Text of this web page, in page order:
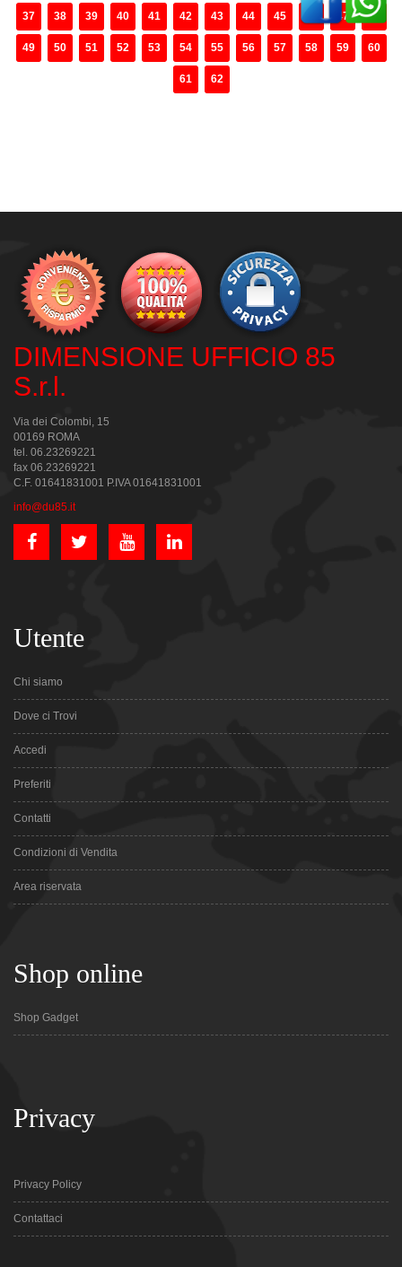
37 38 39 40 41 42 43 44 45 46 47 48
49 50 51 52 53 54 55 56 57 58 59 60
61 62
DIMENSIONE UFFICIO 85
S.r.l.
Via dei Colombi, 15
00169 ROMA
tel. 06.23269221
fax 06.23269221
C.F. 01641831001 P.IVA 01641831001
info@du85.it
Utente
Chi siamo
Dove ci Trovi
Accedi
Preferiti
Contatti
Condizioni di Vendita
Area riservata
Shop online
Shop Gadget
Privacy
Privacy Policy
Contattaci